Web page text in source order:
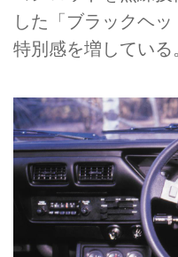
した「ブラックヘ
特別感を増している